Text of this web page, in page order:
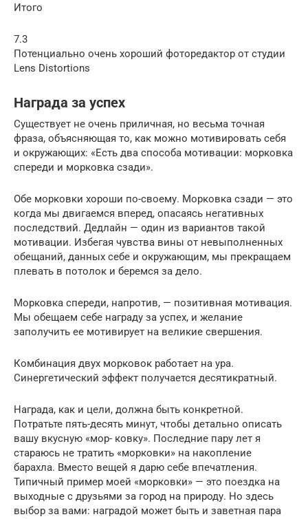
Итого
7.3
Потенциально очень хороший фоторедактор от студии
Lens Distortions
Награда за успех
Существует не очень приличная, но весьма точная
фраза, объясняющая то, как можно мотивировать себя
и окружающих: «Есть два способа мотивации: морковка
спереди и морковка сзади».
Обе морковки хороши по-своему. Морковка сзади — это
когда мы двигаемся вперед, опасаясь негативных
последствий. Дедлайн — один из вариантов такой
мотивации. Избегая чувства вины от невыполненных
обещаний, данных себе и окружающим, мы прекращаем
плевать в потолок и беремся за дело.
Морковка спереди, напротив, — позитивная мотивация.
Мы обещаем себе награду за успех, и желание
заполучить ее мотивирует на великие свершения.
Комбинация двух морковок работает на ура.
Синергетический эффект получается десятикратный.
Награда, как и цели, должна быть конкретной.
Потратьте пять-десять минут, чтобы детально описать
вашу вкусную «мор- ковку». Последние пару лет я
стараюсь не тратить «морковки» на накопление
барахла. Вместо вещей я дарю себе впечатления.
Типичный пример моей «морковки» — это поездка на
выходные с друзьями за город на природу. Но здесь
выбор за вами: наградой может быть и заветная пара